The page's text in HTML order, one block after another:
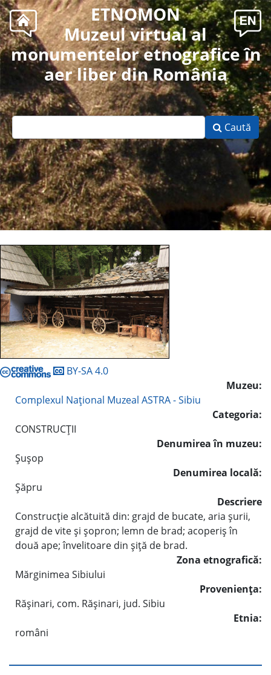
ETNOMON
Muzeul virtual al
monumentelor etnografice în
aer liber din România
Caută
BY-SA 4.0
Muzeu:
Complexul Naţional Muzeal ASTRA - Sibiu
Categoria:
CONSTRUCŢII
Denumirea în muzeu:
Şuşop
Denumirea locală:
Şăpru
Descriere
Construcţie alcătuită din: grajd de bucate, aria şurii,
grajd de vite şi şopron; lemn de brad; acoperiş în
două ape; învelitoare din şiţă de brad.
Zona etnografică:
Mărginimea Sibiului
Provenienţa:
Răşinari, com. Răşinari, jud. Sibiu
Etnia:
români